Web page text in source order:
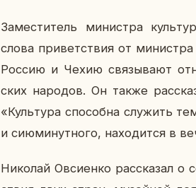
За­ме­сти­тель ми­ни­стра
слова при­вет­ствия от
Россию и Чехию свя­зы­ва­ют
ских на­ро­дов. Он также
«Куль­ту­ра спо­соб­на слу­жить
и сию­ми­нут­но­го, на­хо­дит­ся в
Ни­ко­лай Ов­си­ен­ко рас­ска­зал